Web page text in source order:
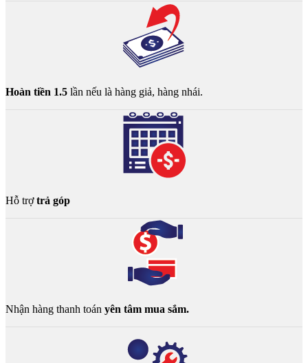
Hoàn tiền 1.5 lần nếu là hàng giả, hàng nhái.
Hỗ trợtrả góp
Nhận hàng thanh toán yên tâm mua sắm.